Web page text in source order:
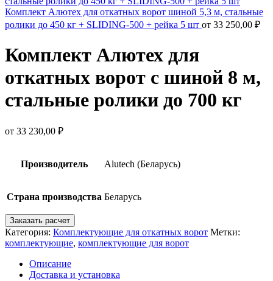
Комплект Алютех для откатных ворот шиной 5,3 м, стальные
ролики до 450 кг + SLIDING-500 + рейка 5 шт от 33 250,00 ₽
Комплект Алютех для
откатных ворот с шиной 8 м,
стальные ролики до 700 кг
от 33 230,00 ₽
Производитель Alutech (Беларусь)
Страна производства Беларусь
Заказать расчет
Категория: Комплектующие для откатных ворот Метки:
комплектующие, комплектующие для ворот
Описание
Доставка и установка